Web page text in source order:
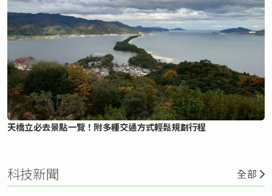
天橋立必去景點一覽！附多種交通方式輕鬆規劃行程
科技新聞 全部